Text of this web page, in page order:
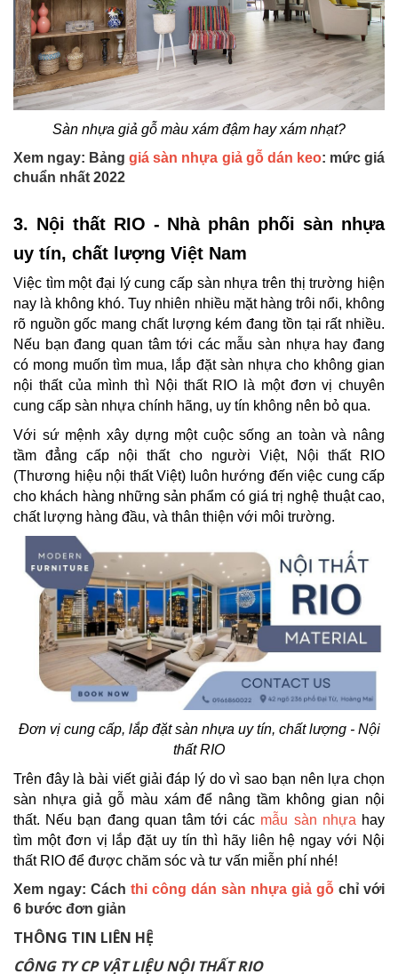
Sàn nhựa giả gỗ màu xám đậm hay xám nhạt?
Xem ngay: Bảnggiá sàn nhựa giả gỗ dán keo: mức giá
chuẩn nhất 2022
3. Nội thất RIO - Nhà phân phối sàn nhựa
uy tín, chất lượng Việt Nam
Việc tìm một đại lý cung cấp sàn nhựa trên thị trường hiện
nay là không khó. Tuy nhiên nhiều mặt hàng trôi nổi, không
rõ nguồn gốc mang chất lượng kém đang tồn tại rất nhiều.
Nếu bạn đang quan tâm tới các mẫu sàn nhựa hay đang
có mong muốn tìm mua, lắp đặt sàn nhựa cho không gian
nội thất của mình thì Nội thất RIO là một đơn vị chuyên
cung cấp sàn nhựa chính hãng, uy tín không nên bỏ qua.
Với sứ mệnh xây dựng một cuộc sống an toàn và nâng
tầm đẳng cấp nội thất cho người Việt, Nội thất RIO
(Thương hiệu nội thất Việt) luôn hướng đến việc cung cấp
cho khách hàng những sản phẩm có giá trị nghệ thuật cao,
chất lượng hàng đầu, và thân thiện với môi trường.
Đơn vị cung cấp, lắp đặt sàn nhựa uy tín, chất lượng - Nội
thất RIO
Trên đây là bài viết giải đáp lý do vì sao bạn nên lựa chọn
sàn nhựa giả gỗ màu xám để nâng tầm không gian nội
thất. Nếu bạn đang quan tâm tới các mẫu sàn nhựa hay
tìm một đơn vị lắp đặt uy tín thì hãy liên hệ ngay với Nội
thất RIO để được chăm sóc và tư vấn miễn phí nhé!
Xem ngay: Cách thi công dán sàn nhựa giả gỗ chỉ với
6 bước đơn giản
THÔNG TIN LIÊN HỆ
CÔNG TY CP VẬT LIỆU NỘI THẤT RIO